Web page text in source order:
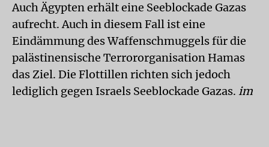
Auch Ägypten erhält eine Seeblockade Gazas
aufrecht. Auch in diesem Fall ist eine
Eindämmung des Waffenschmuggels für die
palästinensische Terrororganisation Hamas
das Ziel. Die Flottillen richten sich jedoch
lediglich gegen Israels Seeblockade Gazas. im